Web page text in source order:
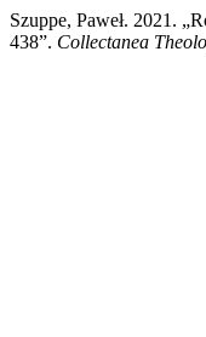
Szuppe, Paweł. 2021.
438”. Collectanea